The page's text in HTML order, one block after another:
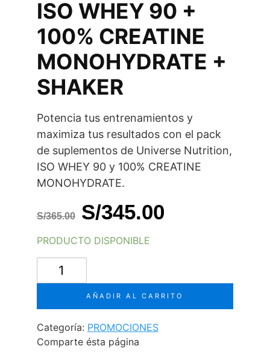
ISO WHEY 90 +
100% CREATINE
MONOHYDRATE +
SHAKER
Potencia tus entrenamientos y
maximiza tus resultados con el pack
de suplementos de Universe Nutrition,
ISO WHEY 90 y 100% CREATINE
MONOHYDRATE.
S/365.00
El
precio
original
era:
S/365.00.
S/345.00El
es:
S/345.00.
PRODUCTO DISPONIBLE
WHEY
+
100%
CREATINE
MONOHYDRATE
AÑADIR AL CARRITO
Categoría: PROMOCIONES
Comparte ésta página